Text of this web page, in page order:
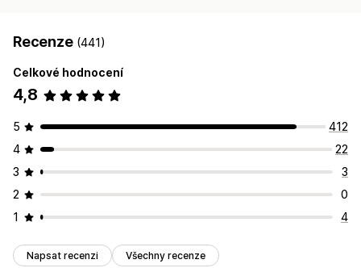
Recenze (441)
Celkové hodnocení
4,8
5
412
4
22
3
3
2
0
1
4
Napsat recenzi Všechny recenze